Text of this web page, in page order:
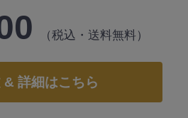
（税込・送料無料）
& 詳細はこちら